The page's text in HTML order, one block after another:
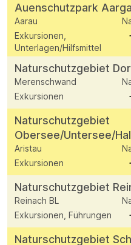
Auenschutzpark
Aarau
Exkursionen,
Unterlagen/Hilfsmittel
Naturschutzgebiet
Merenschwand
Exkursionen
Naturschutzgebiet
Obersee/Untersee/
Aristau
Exkursionen
Naturschutzgebiet
Reinach BL
Exkursionen, Führungen
Naturschutzgebiet